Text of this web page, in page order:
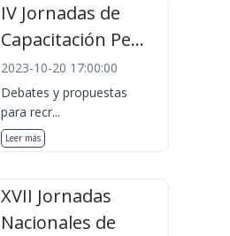
IV Jornadas de
Capacitación Pe...
2023-10-20 17:00:00
Debates y propuestas
para recr...
Leer más
XVII Jornadas
Nacionales de